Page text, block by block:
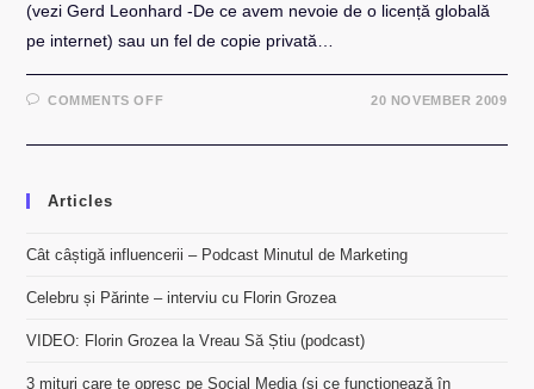
(vezi Gerd Leonhard -De ce avem nevoie de o licență globală
pe internet) sau un fel de copie privată…
COMMENTS OFFON
LICENSE
20 NOVEMBER 2009
Articles
Cât câștigă influencerii – Podcast Minutul de Marketing
Celebru și Părinte – interviu cu Florin Grozea
VIDEO: Florin Grozea la Vreau Să Știu (podcast)
3 mituri care te opresc pe Social Media (și ce funcționează în